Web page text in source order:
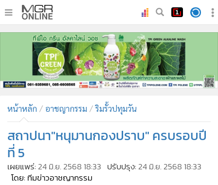
หน้าหลัก
ทันเหตุการณ์
• ภูมิภาค
• บันเทิง
• คอลัมนิสต์
• ละคร
CbizReview
หน้าหลัก อาชญากรรม ริมรั้วปทุมวัน
สถาปนา"หนุมานกองปราบ" ครบรอบปี
ที่ 5
เผยแพร่: 24 มิ.ย. 2568 18:33 ปรับปรุง: 24 มิ.ย. 2568 18:33
โดย: ทีมข่าวอาชญากรรม